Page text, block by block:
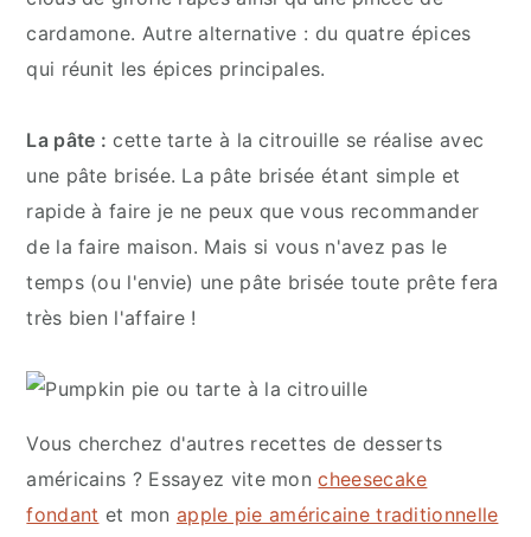
cardamone. Autre alternative : du quatre épices
qui réunit les épices principales.
La pâte : cette tarte à la citrouille se réalise avec
une pâte brisée. La pâte brisée étant simple et
rapide à faire je ne peux que vous recommander
de la faire maison. Mais si vous n'avez pas le
temps (ou l'envie) une pâte brisée toute prête fera
très bien l'affaire !
Vous cherchez d'autres recettes de desserts
américains ? Essayez vite moncheesecake
fondant et mon apple pie américaine traditionnelle